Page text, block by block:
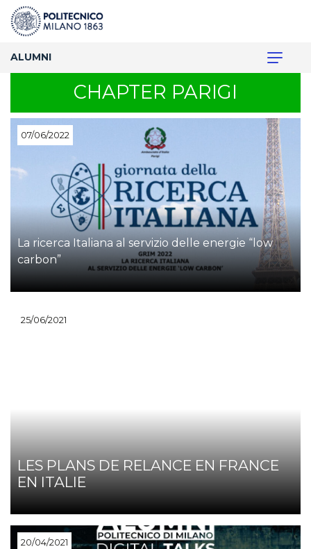
ALUMNI
CHAPTER PARIGI
La ricerca Italiana al servizio delle energie “low
carbon”
07/06/2022
LES PLANS DE RELANCE EN FRANCE
EN ITALIE
25/06/2021
20/04/2021